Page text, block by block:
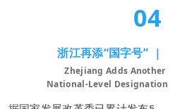
04
浙江再添“国字号” |
Zhejiang Adds Another
National-Level Designation